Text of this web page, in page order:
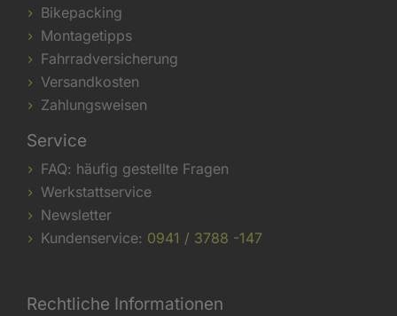
Bikepacking
Montagetipps
Fahrradversicherung
Versandkosten
Zahlungsweisen
Service
FAQ: häufig gestellte Fragen
Werkstattservice
Newsletter
Kundenservice: 0941 / 3788 -147
Rechtliche Informationen